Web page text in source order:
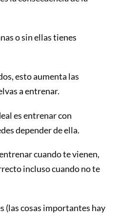
o sin ellas tienes
esto aumenta las
a entrenar.
es entrenar con
depender de ella.
cuando te vienen,
incluso cuando no te
(las cosas importantes hay